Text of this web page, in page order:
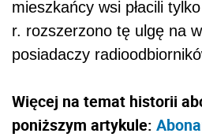
mieszkańcy wsi płacili
r. rozszerzono tę ulgę na
posiadaczy
Więcej na temat historii
poniższym artykule: